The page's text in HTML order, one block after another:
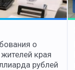
о
края
рублей